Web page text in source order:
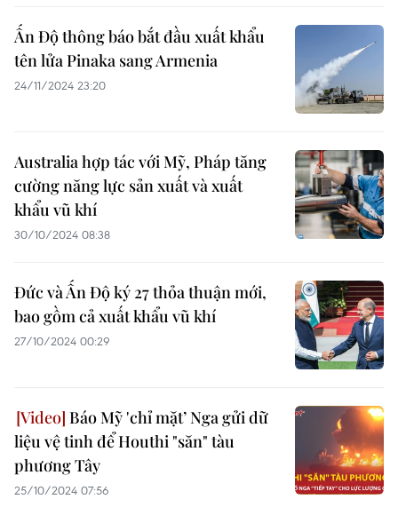
Ấn Độ thông báo bắt đầu xuất khẩu
tên lửa Pinaka sang Armenia
24/11/2024 23:20
Australia hợp tác với Mỹ, Pháp tăng
cường năng lực sản xuất và xuất
khẩu vũ khí
30/10/2024 08:38
Đức và Ấn Độ ký 27 thỏa thuận mới,
bao gồm cả xuất khẩu vũ khí
27/10/2024 00:29
Báo Mỹ 'chỉ mặt’ Nga gửi dữ
liệu vệ tinh để Houthi "săn" tàu
phương Tây
25/10/2024 07:56